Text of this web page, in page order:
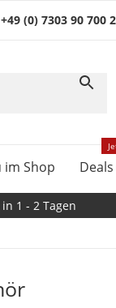
+49 (0) 7303 90 700
im Shop
1 - 2 Tagen